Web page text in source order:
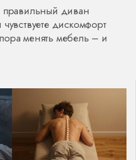
правильный диван
дискомфорт
менять мебель – и